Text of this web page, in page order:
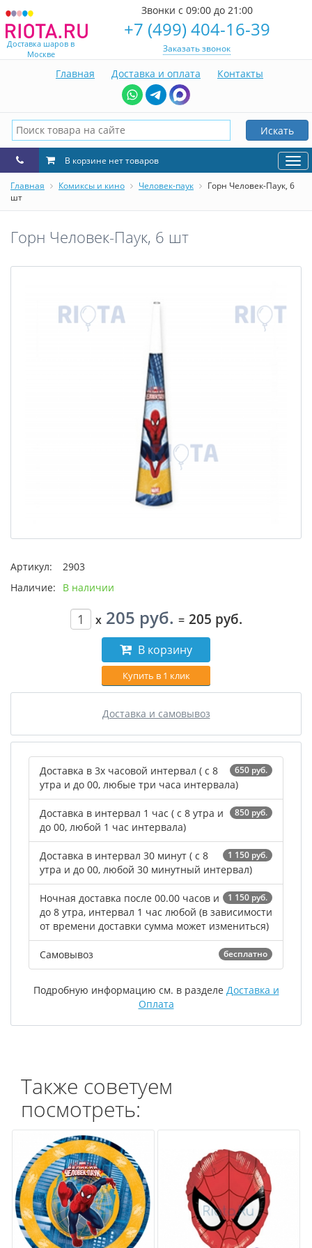
Доставка шаров в
Москве
Звонки с 09:00 до 21:00
+7 (499) 404-16-39
Заказать звонок
Главная Доставка и оплата Контакты
Искать
В корзине нет товаров
Главная Комиксы и кино Человек-паук
Горн Человек-Паук, 6
шт
Горн Человек-Паук, 6 шт
Артикул:
2903
Наличие:
В наличии
x 205 руб. = 205 руб.
В корзину
Купить в 1 клик
Доставка и самовывоз
650 руб.
Доставка в 3х часовой интервал ( с 8
утра и до 00, любые три часа интервала)
850 руб.
Доставка в интервал 1 час ( с 8 утра и
до 00, любой 1 час интервала)
1 150 руб.
Доставка в интервал 30 минут ( с 8
утра и до 00, любой 30 минутный интервал)
1 150 руб.
Ночная доставка после 00.00 часов и
до 8 утра, интервал 1 час любой (в зависимости
от времени доставки сумма может измениться)
бесплатно
Самовывоз
Подробную информацию см. в разделе Доставка и
Оплата
Также советуем
посмотреть: